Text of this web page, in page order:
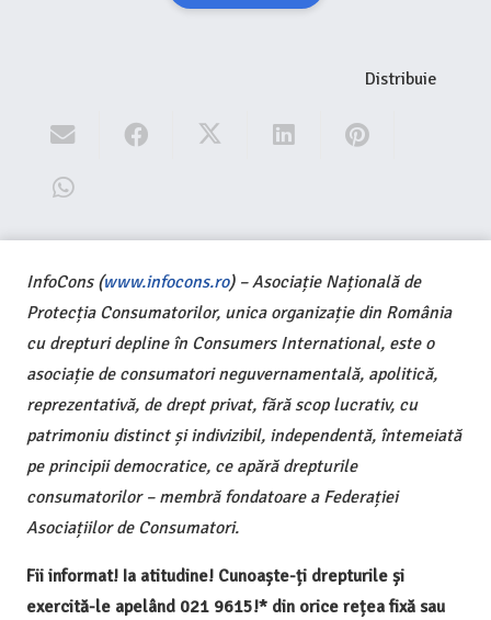
Distribuie
InfoCons (www.infocons.ro) – Asociație Națională de
Protecția Consumatorilor, unica organizație din România
cu drepturi depline în Consumers International, este o
asociație de consumatori neguvernamentală, apolitică,
reprezentativă, de drept privat, fără scop lucrativ, cu
patrimoniu distinct și indivizibil, independentă, întemeiată
pe principii democratice, ce apără drepturile
consumatorilor – membră fondatoare a Federației
Asociațiilor de Consumatori.
Fii informat! Ia atitudine! Cunoaște-ți drepturile și
exercită-le apelând 021 9615!* din orice rețea fixă sau